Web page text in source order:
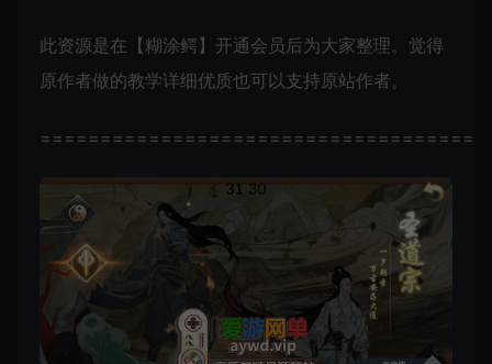
此资源是在【糊涂鳄】开通会员后为大家整理。觉得
原作者做的教学详细优质也可以支持原站作者。